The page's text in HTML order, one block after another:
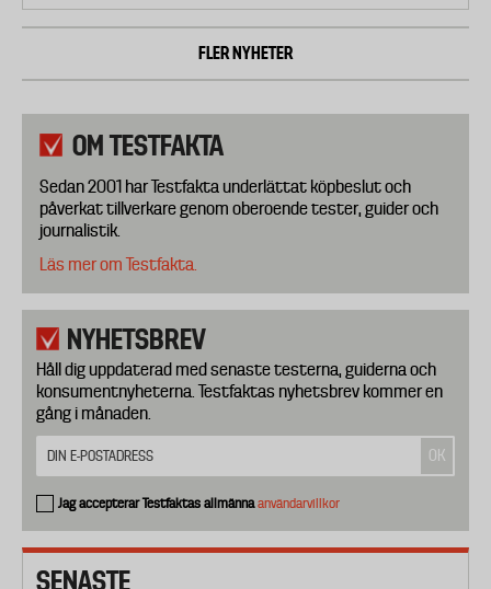
FLER NYHETER
OM TESTFAKTA
Sedan 2001 har Testfakta underlättat köpbeslut och
påverkat tillverkare genom oberoende tester, guider och
journalistik.
Läs mer om Testfakta.
NYHETSBREV
Håll dig uppdaterad med senaste testerna, guiderna och
konsumentnyheterna. Testfaktas nyhetsbrev kommer en
gång i månaden.
Jag accepterar Testfaktas allmännaanvändarvillkor
SENASTE